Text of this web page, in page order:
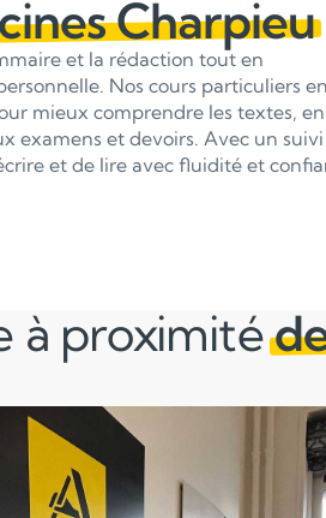
Charpieu
et la rédaction tout en
Nos cours particuliers en
mieux comprendre les textes,
examens et devoirs. Avec un
et de lire avec fluidité et
à proximité